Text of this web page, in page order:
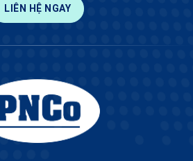
LIÊN HỆ NGAY